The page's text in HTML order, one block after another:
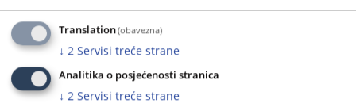
Translation(obavezna)
↓ 2 Servisi treće strane
Analitika o posjećenosti stranica
↓ 2 Servisi treće strane